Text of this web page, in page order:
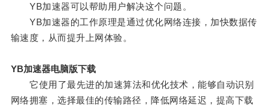
YB加速器可以帮助用户解决这个问题。
YB加速器的工作原理是通过优化网络连接，加快数据传
输速度，从而提升上网体验。
YB加速器电脑版下载
它使用了最先进的加速算法和优化技术，能够自动识别
网络拥塞，选择最佳的传输路径，降低网络延迟，提高下载